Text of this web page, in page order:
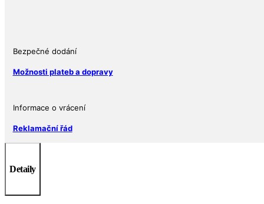
Velká
množství
Bezpečné dodání
Možnosti plateb a dopravy
Informace o vrácení
Reklamační řád
Detaily